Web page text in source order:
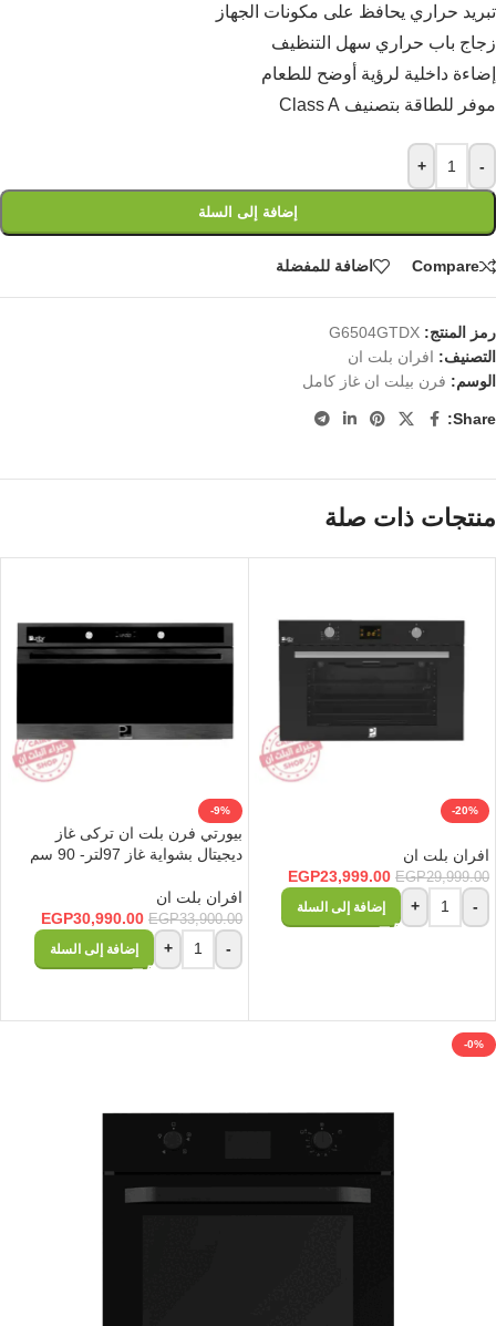
تبريد حراري يحافظ على مكونات الجهاز
زجاج باب حراري سهل التنظيف
إضاءة داخلية لرؤية أوضح للطعام
موفر للطاقة بتصنيف Class A
-
+
إضافة إلى السلة
Compare اضافة للمفضلة
رمز المنتج: G6504GTDX
التصنيف: افران بلت ان
الوسم: فرن بيلت ان غاز كامل
Share:
منتجات ذات صلة
-20%
افران بلت ان
EGP29,999.00
EGP23,999.00
-
+ إضافة إلى السلة
-9%
بيورتي فرن بلت ان تركى غاز
ديجيتال بشواية غاز 97لتر- 90 سم
افران بلت ان
EGP33,900.00
EGP30,990.00
-
+ إضافة إلى السلة
-0%